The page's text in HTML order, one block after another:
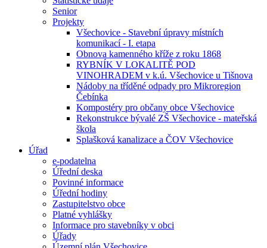
Senior
Projekty
Všechovice - Stavební úpravy místních
komunikací - I. etapa
Obnova kamenného kříže z roku 1868
RYBNÍK V LOKALITĚ POD
VINOHRADEM v k.ú. Všechovice u Tišnova
Nádoby na tříděné odpady pro Mikroregion
Čebínka
Kompostéry pro občany obce Všechovice
Rekonstrukce bývalé ZŠ Všechovice - mateřská
škola
Splašková kanalizace a ČOV Všechovice
Úřad
e-podatelna
Úřední deska
Povinné informace
Úřední hodiny
Zastupitelstvo obce
Platné vyhlášky
Informace pro stavebníky v obci
Úřady